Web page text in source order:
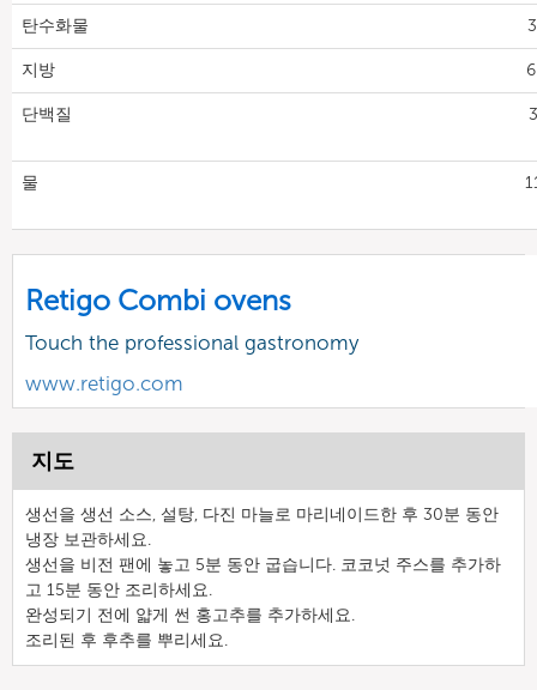
탄수화물
지방
단백질
물
Retigo Combi ovens
Touch the professional gastronomy
www.retigo.com
지도
생선을 생선 소스, 설탕, 다진 마늘로 마리네이드한 후 30분 동안
냉장 보관하세요.
생선을 비전 팬에 놓고 5분 동안 굽습니다. 코코넛 주스를 추가하
고 15분 동안 조리하세요.
완성되기 전에 얇게 썬 홍고추를 추가하세요.
조리된 후 후추를 뿌리세요.